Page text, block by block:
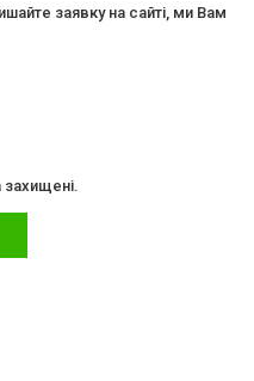
заявку на сайті, ми Вам